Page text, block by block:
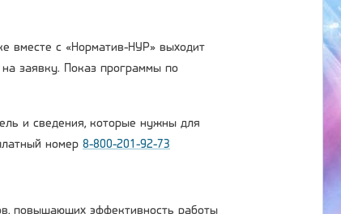
вместе с «Норматив-НУР» выходит
заявку. Показ программы по
и сведения, которые нужны для
номер 8-800-201-92-73
повышающих эффективность работы